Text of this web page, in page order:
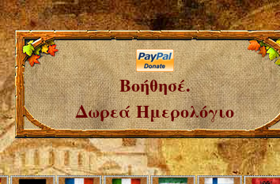
Βοήθησέ.
Δωρεά Ημερολόγιο